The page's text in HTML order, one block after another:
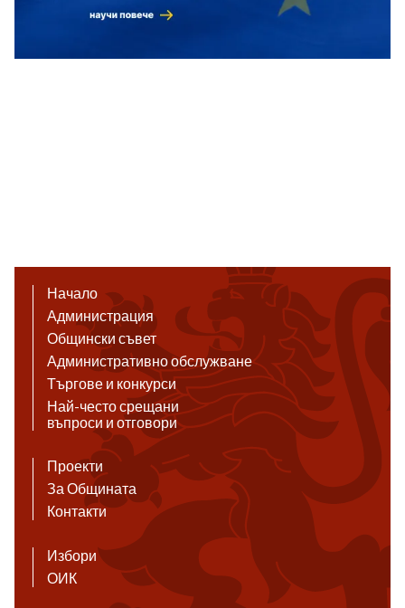
Начало
Администрация
Общински съвет
Административно обслужване
Търгове и конкурси
Най-често срещани
въпроси и отговори
Проекти
За Общината
Контакти
Избори
ОИК